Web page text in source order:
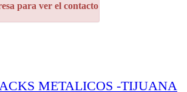
para ver el contacto
METALICOS -TIJUANA